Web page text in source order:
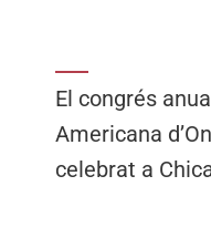
El congrés
Americana
celebrat a